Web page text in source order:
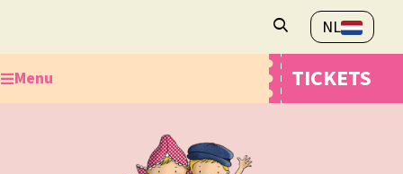
Openingstijden
NL
Menu
Ontdek de Avonturenboerderij
TICKETS